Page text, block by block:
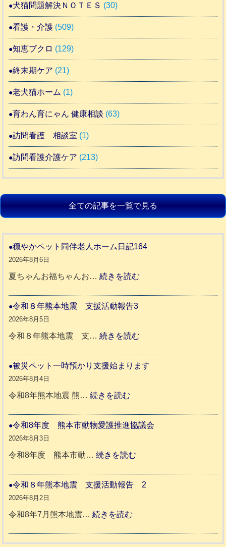
犬猫問題解決ＮＯＴＥＳ (30)
看護・介護 (509)
知恵ブクロ (129)
終末期ケア (21)
老犬猫ホーム (1)
育わん育にゃん 健康相談 (63)
訪問看護 相談室 (1)
訪問看護介護ケア (213)
全ての記事を一覧で見る
穏やかペット同伴老人ホーム日記164
2026年8月6日
夏ちゃんお福ちゃんお…続きを読む
ト
人
ホ
日
記
令和８年熊本地震 支援活動報告3
2026年8月5日
令和８年熊本地震 支…続きを読む
和
本
支
報
被災ペット一時預かり支援始まります
2026年8月4日
令和8年熊本地震 熊…続きを読む
災
ッ
一
り
令和8年度 熊本市動物愛護推進協議会
2026年8月3日
令和8年度 熊本市動…続きを読む
和
令和８年熊本地震 支援活動報告 2
2026年8月2日
令和8年7月熊本地震…続きを読む
和